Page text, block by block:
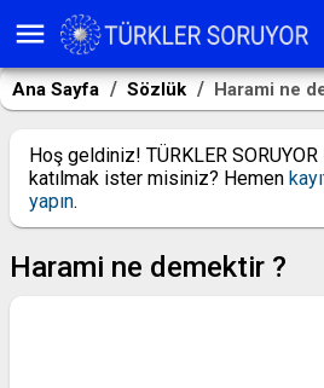
menu
Ana Sayfa Sözlük Harami ne
Hoş geldiniz! TÜRKLER
katılmak ister misiniz? Hemen
yapın.
Harami ne demektir ?